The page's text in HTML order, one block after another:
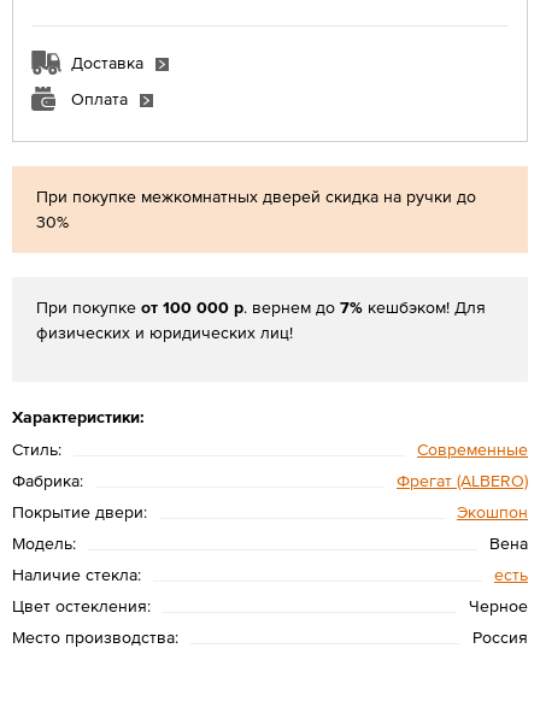
При покупке межкомнатных дверей скидка на ручки до
30%
При покупке от 100 000 р. вернем до 7% кешбэком! Для
физических и юридических лиц!
Характеристики:
Стиль:
Современные
Фабрика:
Фрегат (ALBERO)
Покрытие двери:
Экошпон
Модель:
Вена
Наличие стекла:
есть
Цвет остекления:
Черное
Место производства:
Россия
Доставка
Оплата